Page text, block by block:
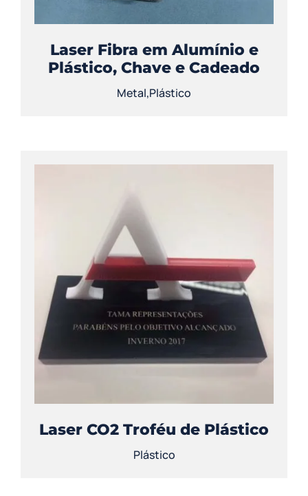
Laser Fibra em Alumínio e
Plástico, Chave e Cadeado
Metal,Plástico
Laser CO2 Troféu de Plástico
Plástico